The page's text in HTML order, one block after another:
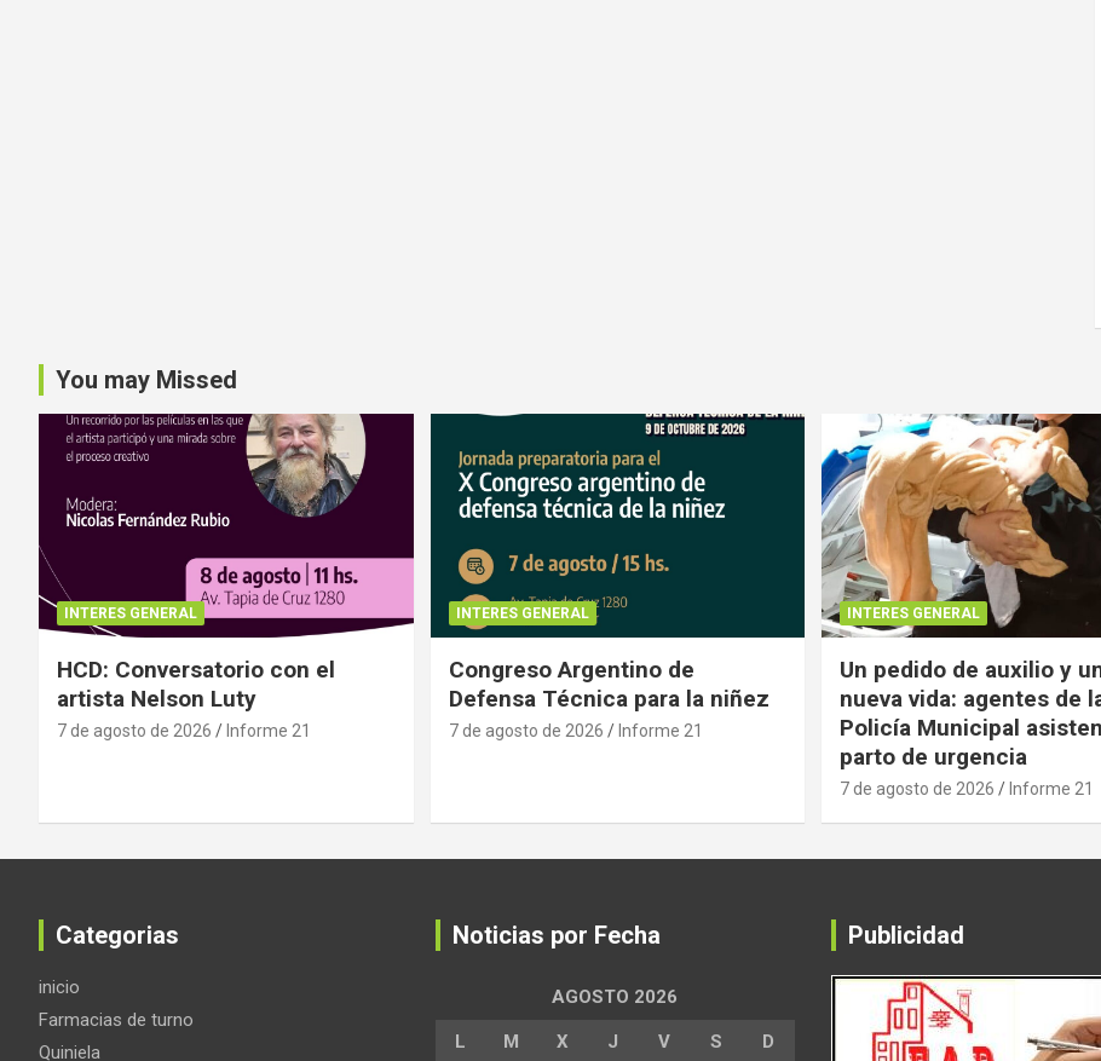
You may Missed
INTERES GENERAL
HCD: Conversatorio con el
artista Nelson Luty
7 de agosto de 2026 Informe 21
INTERES GENERAL
Congreso Argentino de
Defensa Técnica para la niñez
7 de agosto de 2026 Informe 21
INTERES GENERAL
Un pedido de auxilio y
nueva vida: agentes de
Policía Municipal
parto de urgencia
7 de agosto de 2026 Informe 21
Categorias
inicio
Farmacias de turno
Quiniela
Noticias por Fecha
AGOSTO 2026
L M X J V S D
Publicidad